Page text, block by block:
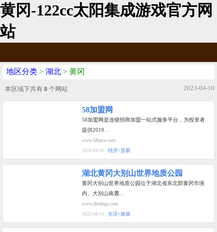
黄冈-122cc太阳集成游戏官方网
站
地区分类 > 湖北 > 黄冈
本区域下共有 8 个网站 2023-04-10
58加盟网
58加盟网是连锁招商加盟一站式服务平台，为投资者
提供2019…
www.58jmw.com
2021-04-16
经济>贸易
湖北黄冈大别山世界地质公园
黄冈大别山世界地质公园位于湖北省东北部黄冈市境
内、大别山南麓…
www.dbsdzgy.com
2022-08-19
生活>旅游